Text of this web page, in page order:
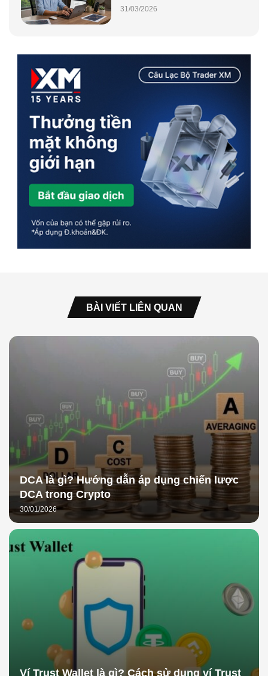
31/03/2026
BÀI VIẾT LIÊN QUAN
DCA là gì? Hướng dẫn áp dụng chiến lược
DCA trong Crypto
30/01/2026
Ví Trust Wallet là gì? Cách sử dụng ví Trust